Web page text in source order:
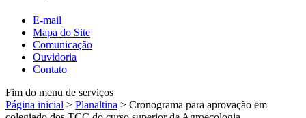
E-mail
Mapa do Site
Comunicação
Ouvidoria
Contato
Fim do menu de serviços
Página inicial > Planaltina > Cronograma para aprovação em